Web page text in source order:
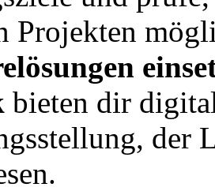
Projekten
bieten dir
der